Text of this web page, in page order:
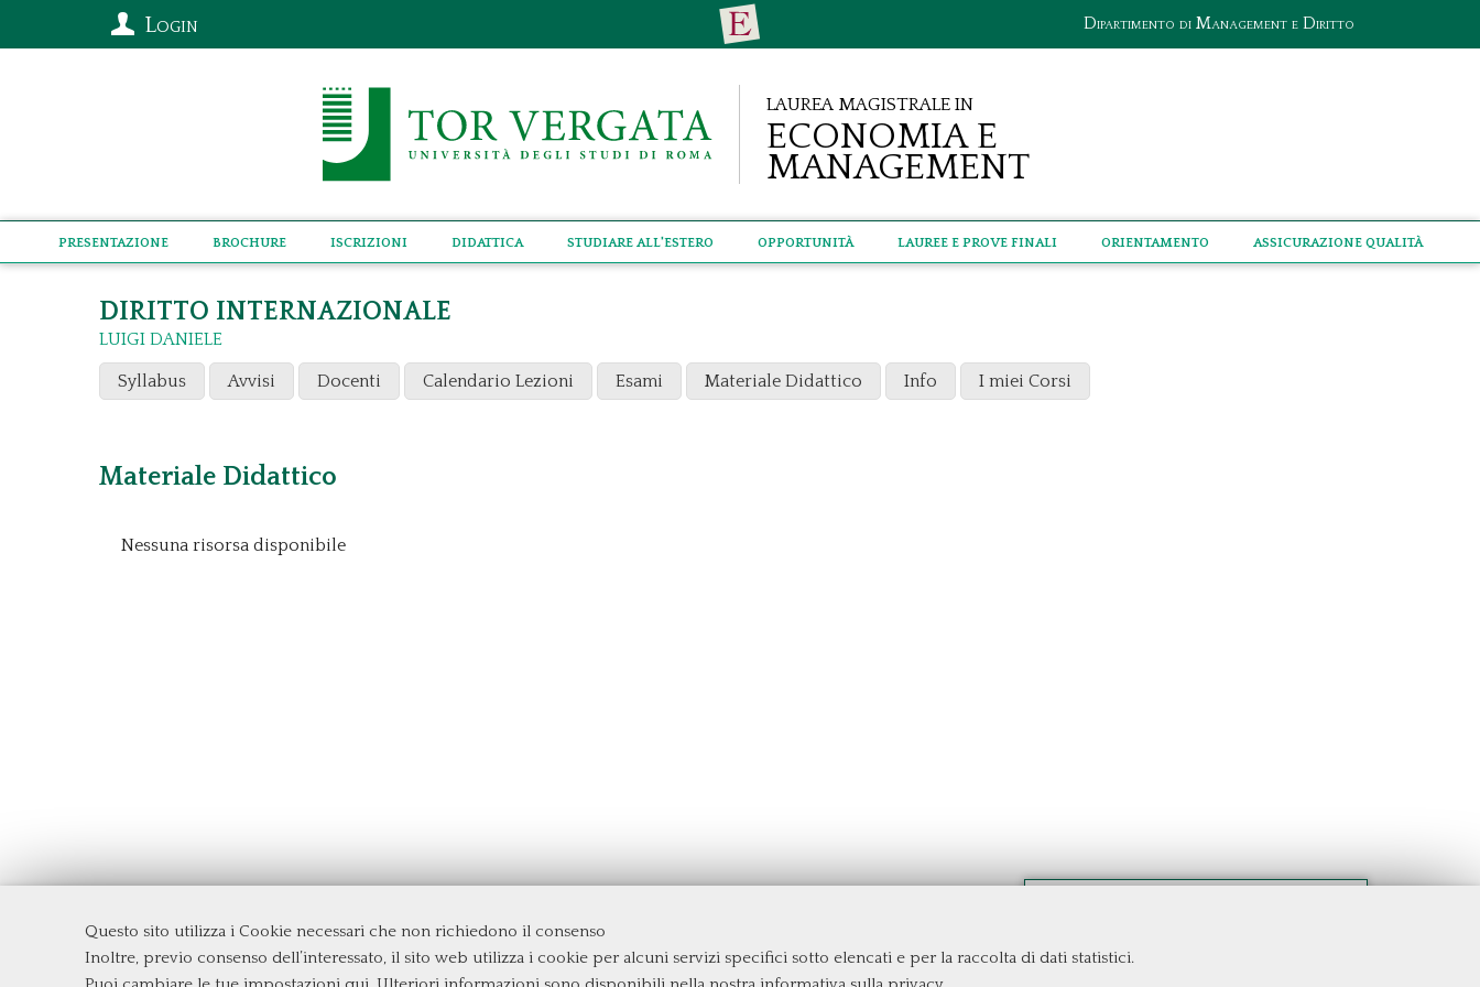
Questo sito utilizza i Cookie necessari che non richiedono il consenso
Inoltre, previo consenso dell’interessato, il sito web utilizza i cookie per alcuni servizi specifici sotto elencati e per la raccolta di dati statistici.
Dipartimento di Management e Diritto
Login
Laurea Magistrale in
Economia e
Management
Presentazione Brochure Iscrizioni Didattica Studiare all'estero Opportunità Lauree e Prove Finali Orientamento Assicurazione qualità
DIRITTO INTERNAZIONALE
LUIGI DANIELE
Syllabus Avvisi Docenti Calendario Lezioni Esami Materiale Didattico Info I miei Corsi
Materiale Didattico
Nessuna risorsa disponibile
Dipartimento di Management e Diritto
Università degli Studi di RomaTor Vergata